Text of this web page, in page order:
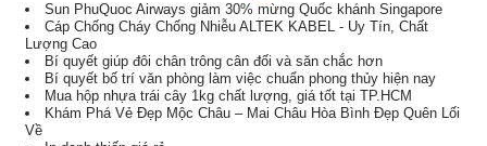
Sun PhuQuoc Airways giảm 30% mừng Quốc khánh Singapore
Cáp Chống Cháy Chống Nhiễu ALTEK KABEL - Uy Tín, Chất
Lượng Cao
Bí quyết giúp đôi chân trông cân đối và săn chắc hơn
Bí quyết bố trí văn phòng làm việc chuẩn phong thủy hiện nay
Mua hộp nhựa trái cây 1kg chất lượng, giá tốt tại TP.HCM
Khám Phá Vẻ Đẹp Mộc Châu – Mai Châu Hòa Bình Đẹp Quên Lối
Về